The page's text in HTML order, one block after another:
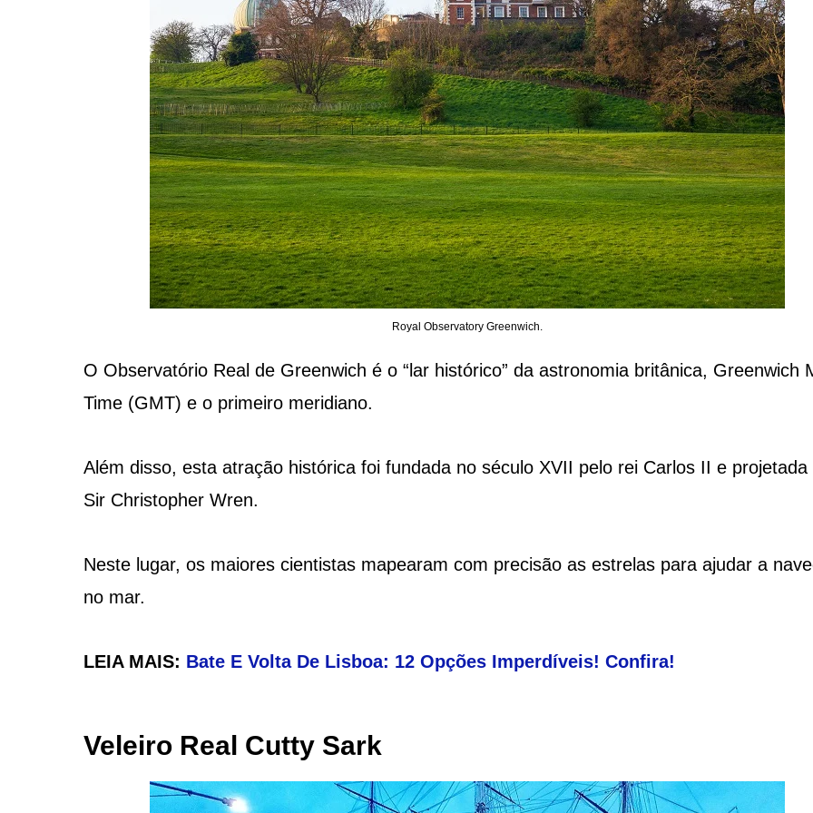
Royal Observatory Greenwich.
O Observatório Real de Greenwich é o “lar histórico” da astronomia britânica, Greenwich
Time (GMT) e o primeiro meridiano.
Além disso, esta atração histórica foi fundada no século XVII pelo rei Carlos II e projetada
Sir Christopher Wren.
Neste lugar, os maiores cientistas mapearam com precisão as estrelas para ajudar a
no mar.
LEIA MAIS: Bate E Volta De Lisboa: 12 Opções Imperdíveis! Confira!
Veleiro Real Cutty Sark